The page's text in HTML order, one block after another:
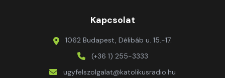
Kapcsolat
1062 Budapest, Délibáb u. 15.-17.
(+36 1) 255-3333
ugyfelszolgalat@katolikusradio.hu